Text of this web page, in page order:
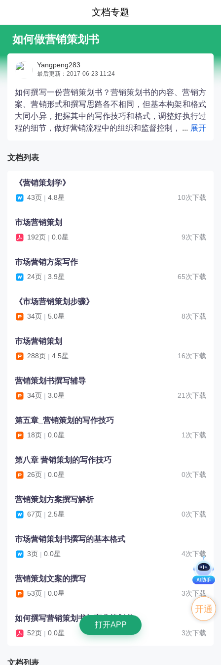
文档专题
如何做营销策划书
Yangpeng283
最后更新：2017-06-23 11:24
如何撰写一份营销策划书？营销策划书的内容、营销方
案、营销形式和撰写思路各不相同，但基本构架和格式
大同小异，把握其中的写作技巧和格式，调整好执行过
程的细节，做好营销流程中的组织和监督控制，
文档列表
《营销策划学》
43页 | 4.8星 10次下载
市场营销策划
192页 | 0.0星 9次下载
市场营销方案写作
24页 | 3.9星 65次下载
《市场营销策划步骤》
34页 | 5.0星 8次下载
市场营销策划
288页 | 4.5星 16次下载
营销策划书撰写辅导
34页 | 3.0星 21次下载
第五章_营销策划的写作技巧
18页 | 0.0星 1次下载
第八章 营销策划的写作技巧
26页 | 0.0星 0次下载
营销策划方案撰写解析
67页 | 2.5星 0次下载
市场营销策划书撰写的基本格式
3页 | 0.0星 4次下载
营销策划文案的撰写
53页 | 0.0星 3次下载
如何撰写营销策划书与商业策划书
52页 | 0.0星 3次下载
文档列表
开通
VIP
打开APP